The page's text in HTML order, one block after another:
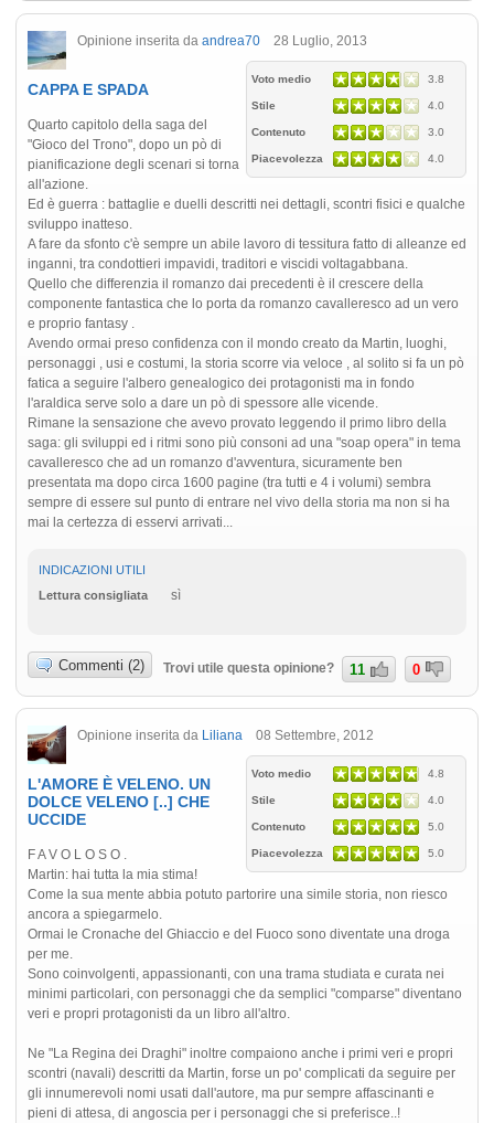
Opinione inserita da andrea70 28 Luglio, 2013
Voto medio 3.8
Stile 4.0
Contenuto 3.0
Piacevolezza 4.0
CAPPA E SPADA
Quarto capitolo della saga del
"Gioco del Trono", dopo un pò di
pianificazione degli scenari si torna
all'azione.
Ed è guerra : battaglie e duelli descritti nei dettagli, scontri fisici e qualche
sviluppo inatteso.
A fare da sfonto c'è sempre un abile lavoro di tessitura fatto di alleanze ed
inganni, tra condottieri impavidi, traditori e viscidi voltagabbana.
Quello che differenzia il romanzo dai precedenti è il crescere della
componente fantastica che lo porta da romanzo cavalleresco ad un vero
e proprio fantasy .
Avendo ormai preso confidenza con il mondo creato da Martin, luoghi,
personaggi , usi e costumi, la storia scorre via veloce , al solito si fa un pò
fatica a seguire l'albero genealogico dei protagonisti ma in fondo
l'araldica serve solo a dare un pò di spessore alle vicende.
Rimane la sensazione che avevo provato leggendo il primo libro della
saga: gli sviluppi ed i ritmi sono più consoni ad una "soap opera" in tema
cavalleresco che ad un romanzo d'avventura, sicuramente ben
presentata ma dopo circa 1600 pagine (tra tutti e 4 i volumi) sembra
sempre di essere sul punto di entrare nel vivo della storia ma non si ha
mai la certezza di esservi arrivati...
INDICAZIONI UTILI
Lettura consigliata
sì
Commenti (2) Trovi utile questa opinione? 11 0
Opinione inserita da Liliana 08 Settembre, 2012
Voto medio 4.8
Stile 4.0
Contenuto 5.0
Piacevolezza 5.0
L'AMORE È VELENO. UN
DOLCE VELENO [..] CHE
UCCIDE
F A V O L O S O .
Martin: hai tutta la mia stima!
Come la sua mente abbia potuto partorire una simile storia, non riesco
ancora a spiegarmelo.
Ormai le Cronache del Ghiaccio e del Fuoco sono diventate una droga
per me.
Sono coinvolgenti, appassionanti, con una trama studiata e curata nei
minimi particolari, con personaggi che da semplici "comparse" diventano
veri e propri protagonisti da un libro all'altro.
Ne "La Regina dei Draghi" inoltre compaiono anche i primi veri e propri
scontri (navali) descritti da Martin, forse un po' complicati da seguire per
gli innumerevoli nomi usati dall'autore, ma pur sempre affascinanti e
pieni di attesa, di angoscia per i personaggi che si preferisce..!